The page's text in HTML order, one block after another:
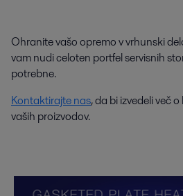
Ohranite vašo opremo v vrhunski
vam nudi celoten portfel servisnih
potrebne.
Kontaktirajte nas, da bi izvedeli več
vaših proizvodov.